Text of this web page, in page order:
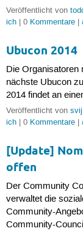
Veröffentlicht von
ich| 0 Kommentare|
Ubucon 2014
Die Organisatoren
nächste Ubucon
2014 findet an
Veröffentlicht von svij
ich| 0 Kommentare|
[Update]
offen
Der Community
verwaltet die
Community-
Community-